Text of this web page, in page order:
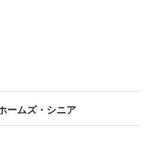
ームズ・シニア